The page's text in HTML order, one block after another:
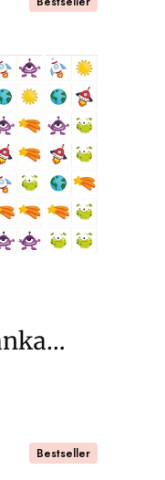
28
Bestseller